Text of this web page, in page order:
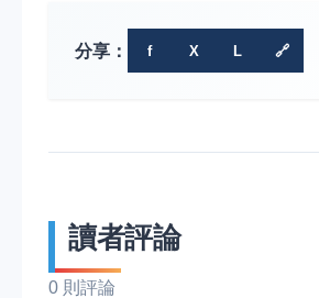
分享： f X L 🔗
讀者評論
0 則評論